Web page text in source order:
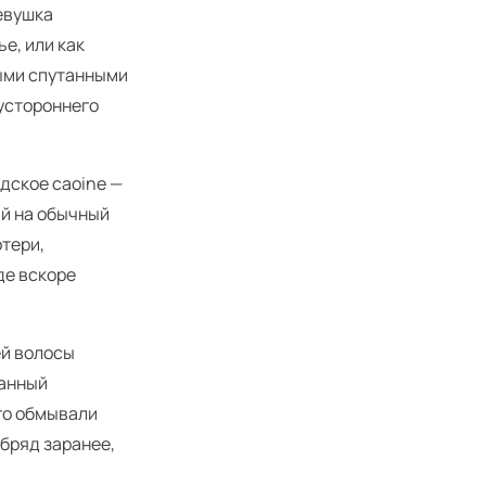
или как
спутанными
caoine —
на обычный
вскоре
волосы
обмывали
заранее,